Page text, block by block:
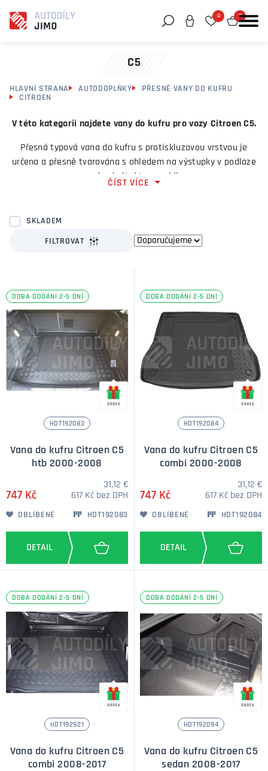
0 0
C5
HLAVNÍ STRANA AUTODOPLŇKY
PŘESNÉ VANY DO KUFRU
CITROEN
V této kategorii najdete vany do kufru pro vozy Citroen C5.
Přesná typová vana do kufru s protiskluzovou vrstvou je
určena a přesně tvarována s ohledem na výstupky v podlaze
pro konkrétní typ vozidla.
Vana do kufru je vyrobena z omyvatelného materiálu,
předmětů zamezuje protiskluzová vrstva.
ČÍST VÍCE
SKLADEM
FILTROVAT
DOBA DODÁNÍ 2-5 DNÍ
HDT192083
Vana do kufru Citroen C5
htb 2000-2008
747 Kč
31,12 €
617 Kč bez DPH
OBLÍBENÉ HDT192083
DOBA DODÁNÍ 2-5 DNÍ
HDT192084
Vana do kufru Citroen C5
combi 2000-2008
747 Kč
31,12 €
617 Kč bez DPH
OBLÍBENÉ HDT192084
DOBA DODÁNÍ 2-5 DNÍ
HDT192921
Vana do kufru Citroen C5
combi 2008-2017
DOBA DODÁNÍ 2-5 DNÍ
HDT192094
Vana do kufru Citroen C5
sedan 2008-2017